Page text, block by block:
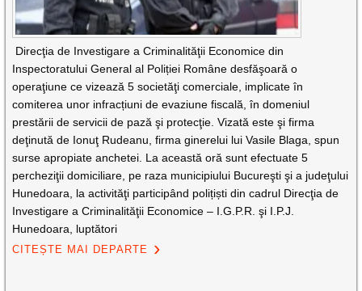
Direcţia de Investigare a Criminalităţii Economice din
Inspectoratului General al Poliției Române desfăşoară o
operaţiune ce vizează 5 societăţi comerciale, implicate în
comiterea unor infracțiuni de evaziune fiscală, în domeniul
prestării de servicii de pază şi protecţie. Vizată este şi firma
deţinută de Ionuţ Rudeanu, firma ginerelui lui Vasile Blaga, spun
surse apropiate anchetei. La această oră sunt efectuate 5
percheziţii domiciliare, pe raza municipiului Bucureşti şi a judeţului
Hunedoara, la activităţi participând polițiști din cadrul Direcţia de
Investigare a Criminalităţii Economice – I.G.P.R. şi I.P.J.
Hunedoara, luptători
CITEȘTE MAI DEPARTE